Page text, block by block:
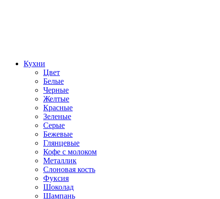
Кухни
Цвет
Белые
Черные
Желтые
Красные
Зеленые
Серые
Бежевые
Глянцевые
Кофе с молоком
Металлик
Слоновая кость
Фуксия
Шоколад
Шампань